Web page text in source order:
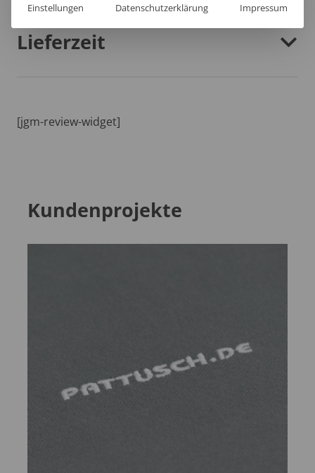
Lieferzeit
[jgm-review-widget]
Kundenprojekte
Einstellungen Datenschutzerklärung Impressum